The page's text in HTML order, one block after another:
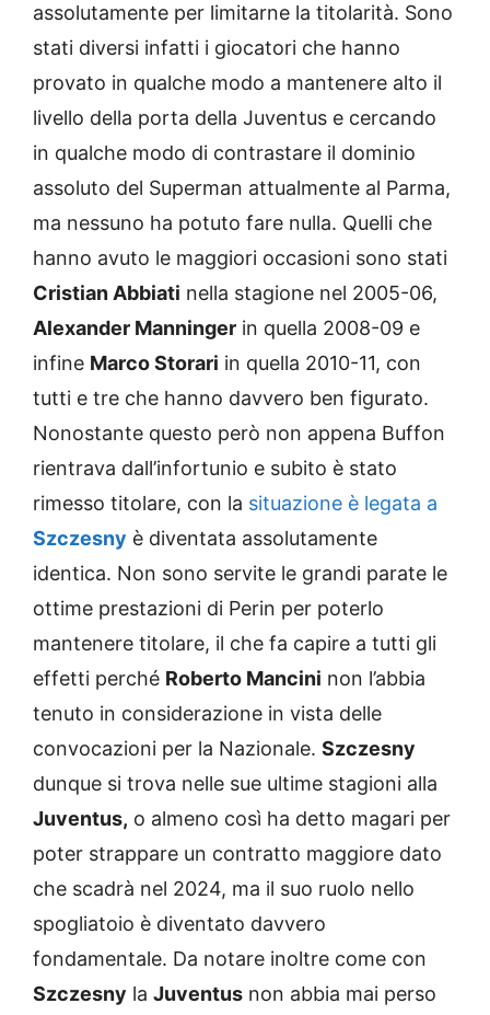
assolutamente per limitarne la titolarità. Sono
stati diversi infatti i giocatori che hanno
provato in qualche modo a mantenere alto il
livello della porta della Juventus e cercando
in qualche modo di contrastare il dominio
assoluto del Superman attualmente al Parma,
ma nessuno ha potuto fare nulla. Quelli che
hanno avuto le maggiori occasioni sono stati
Cristian Abbiati nella stagione nel 2005-06,
Alexander Manninger in quella 2008-09 e
infine Marco Storari in quella 2010-11, con
tutti e tre che hanno davvero ben figurato.
Nonostante questo però non appena Buffon
rientrava dall’infortunio e subito è stato
rimesso titolare, con la situazione è legata a
Szczesny è diventata assolutamente
identica. Non sono servite le grandi parate le
ottime prestazioni di Perin per poterlo
mantenere titolare, il che fa capire a tutti gli
effetti perché Roberto Mancini non l’abbia
tenuto in considerazione in vista delle
convocazioni per la Nazionale. Szczesny
dunque si trova nelle sue ultime stagioni alla
Juventus, o almeno così ha detto magari per
poter strappare un contratto maggiore dato
che scadrà nel 2024, ma il suo ruolo nello
spogliatoio è diventato davvero
fondamentale. Da notare inoltre come con
Szczesny la Juventus non abbia mai perso